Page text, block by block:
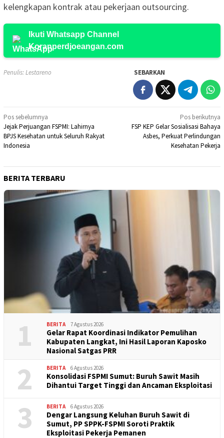
kelengkapan kontrak atau pekerjaan outsourcing.
Ikuti Whatsapp Channel
Koranperdjoeangan.com
Penulis: Lestareno SEBARKAN
Navigasi
pos
Pos sebelumnya
Jejak Perjuangan FSPMI: Lahirnya
BPJS Kesehatan untuk Seluruh Rakyat
Indonesia
Pos berikutnya
FSP KEP Gelar Sosialisasi Bahaya
Asbes, Perkuat Perlindungan
Kesehatan Pekerja
BERITA TERBARU
1 BERITA 7 Agustus 2026
Gelar Rapat Koordinasi Indikator Pemulihan
Kabupaten Langkat, Ini Hasil Laporan Kaposko
Nasional Satgas PRR
2 BERITA 6 Agustus 2026
Konsolidasi FSPMI Sumut: Buruh Sawit Masih
Dihantui Target Tinggi dan Ancaman Eksploitasi
3 BERITA 6 Agustus 2026
Dengar Langsung Keluhan Buruh Sawit di
Sumut, PP SPPK-FSPMI Soroti Praktik
Eksploitasi Pekerja Pemanen